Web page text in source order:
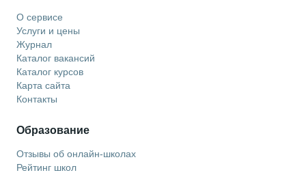
О сервисе
Услуги и цены
Журнал
Каталог вакансий
Каталог курсов
Карта сайта
Контакты
Образование
Отзывы об онлайн-школах
Рейтинг школ